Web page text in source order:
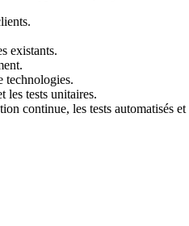
existants.
technologies.
les tests unitaires.
continue, les tests automatisés